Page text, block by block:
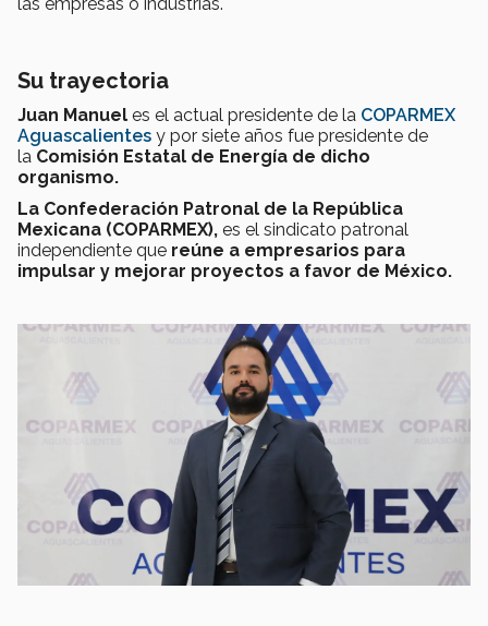
Su trayectoria
Juan Manuel es el actual presidente de la COPARMEX
Aguascalientes y por siete años fue presidente de
la Comisión Estatal de Energía de dicho
organismo.
La Confederación Patronal de la República
Mexicana (COPARMEX), es el sindicato patronal
independiente que reúne a empresarios para
impulsar y mejorar proyectos a favor de México.